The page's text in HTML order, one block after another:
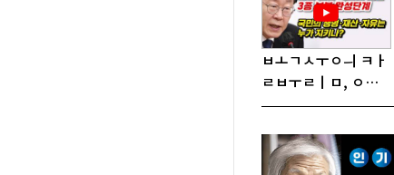
ㅂㅗㄱㅅㅜㅇㅢ ㅋㅏ
ㄹㅂㅜㄹㅣㅁ, ㅇㅙ
ㄱㅜㄱㅁㅣㄴㄷㅡㄹ
ㅎㅏㄴㅏ?